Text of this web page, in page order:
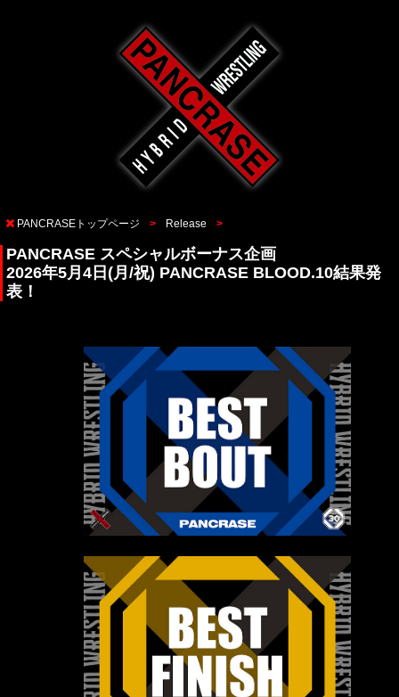
PANCRASEトップページ Release
PANCRASE スペシャルボーナス企画
2026年5月4日(月/祝) PANCRASE BLOOD.10結果発
表！